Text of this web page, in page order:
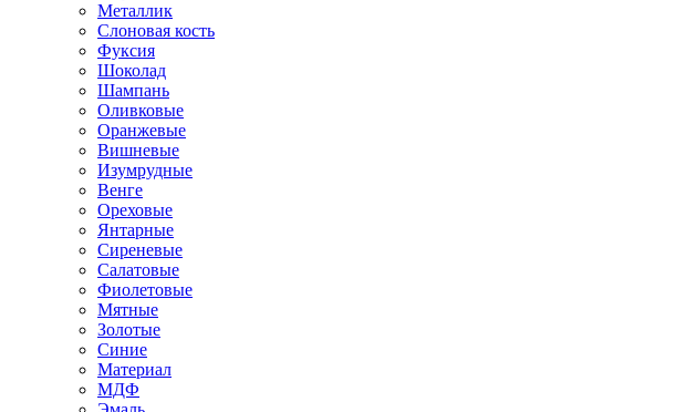
Металлик
Слоновая кость
Фуксия
Шоколад
Шампань
Оливковые
Оранжевые
Вишневые
Изумрудные
Венге
Ореховые
Янтарные
Сиреневые
Салатовые
Фиолетовые
Мятные
Золотые
Синие
Материал
МДФ